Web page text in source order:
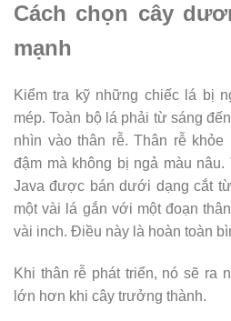
Cách chọn cây
mạnh
Kiểm tra kỹ những chiếc lá bị
mép. Toàn bộ lá phải từ sáng
nhìn vào thân rễ. Thân rễ khỏe
đậm mà không bị ngả màu
Java được bán dưới dạng cắt
một vài lá gắn với một đoạn
vài inch. Điều này là hoàn toàn
Khi thân rễ phát triển, nó sẽ ra
lớn hơn khi cây trưởng thành.